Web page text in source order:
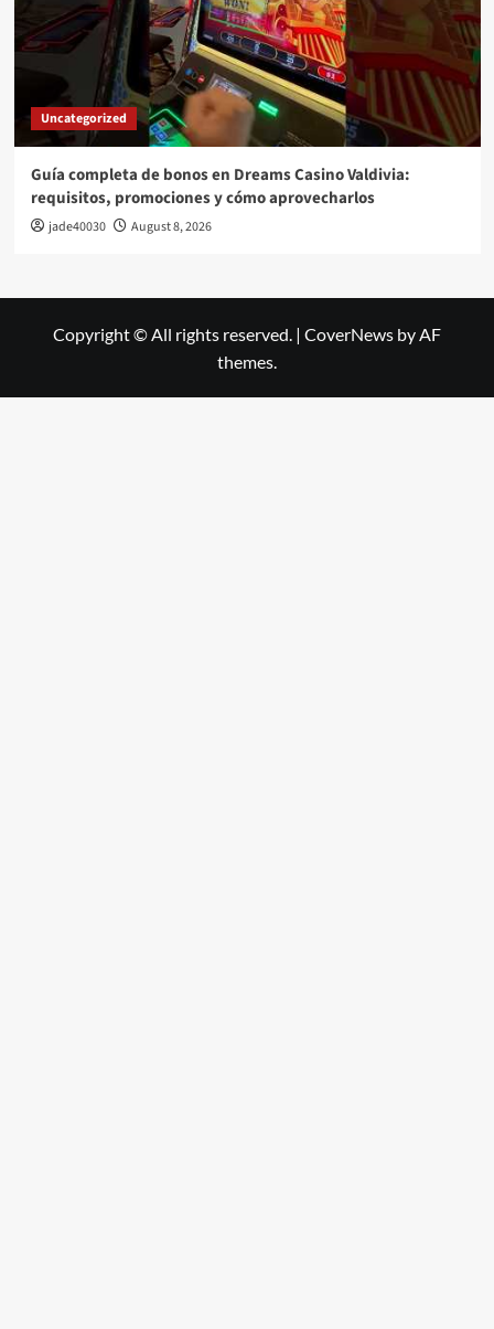
Uncategorized
Guía completa de bonos en Dreams Casino Valdivia:
requisitos, promociones y cómo aprovecharlos​
jade40030 August 8, 2026
Copyright © All rights reserved. | CoverNews by AF
themes.